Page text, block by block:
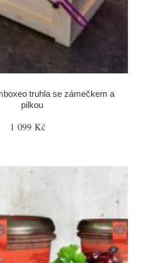
truhla se zámečkem a
pilkou
1 099 Kč